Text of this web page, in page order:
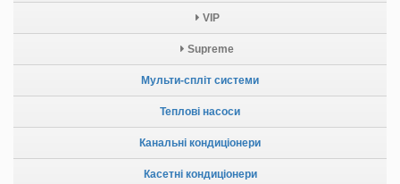
VIP
Supreme
Мульти-спліт системи
Теплові насоси
Канальні кондиціонери
Касетні кондиціонери